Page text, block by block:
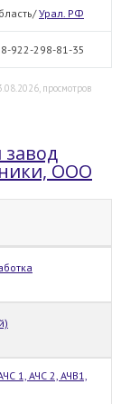
Урал. РФ
922-298-81-35
просмотров
завод
ООО
1, АЧС 2, АЧВ1,